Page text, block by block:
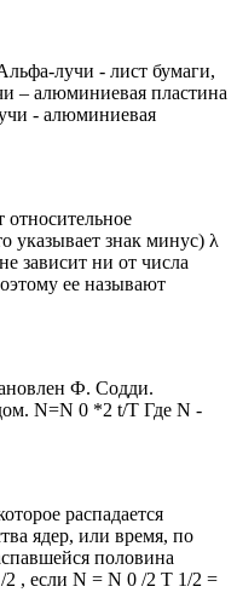
лучи - лист бумаги,
– алюминиевая пластина
- алюминиевая
относительное
указывает знак минус) λ
зависит ни от числа
ее называют
Ф. Содди.
N=N 0 *2 t/T Где N -
распадается
ядер, или время, по
половина
2 , если Ν = Ν 0 /2 T 1/2 =